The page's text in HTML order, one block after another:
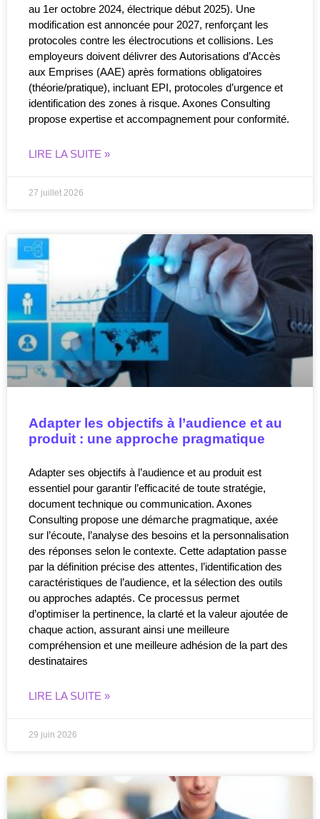
au 1er octobre 2024, électrique début 2025). Une
modification est annoncée pour 2027, renforçant les
protocoles contre les électrocutions et collisions. Les
employeurs doivent délivrer des Autorisations d’Accès
aux Emprises (AAE) après formations obligatoires
(théorie/pratique), incluant EPI, protocoles d’urgence et
identification des zones à risque. Axones Consulting
propose expertise et accompagnement pour conformité.
LIRE LA SUITE »
27 juillet 2026
Adapter les objectifs à l’audience et au
produit : une approche pragmatique
Adapter ses objectifs à l’audience et au produit est
essentiel pour garantir l’efficacité de toute stratégie,
document technique ou communication. Axones
Consulting propose une démarche pragmatique, axée
sur l’écoute, l’analyse des besoins et la personnalisation
des réponses selon le contexte. Cette adaptation passe
par la définition précise des attentes, l’identification des
caractéristiques de l’audience, et la sélection des outils
ou approches adaptés. Ce processus permet
d’optimiser la pertinence, la clarté et la valeur ajoutée de
chaque action, assurant ainsi une meilleure
compréhension et une meilleure adhésion de la part des
destinataires
LIRE LA SUITE »
29 juin 2026